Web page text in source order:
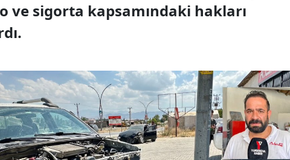
ve sigorta kapsamındaki hakları